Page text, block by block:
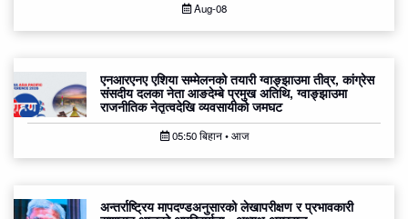
Aug-08
एनआरएनए एशिया सम्मेलनको तयारी ग्वाङ्झाउमा तीव्र, कांग्रेस
संसदीय दलका नेता आङदेम्बे प्रमुख अतिथि, ग्वाङ्झाउमा
राजनीतिक नेतृत्वदेखि व्यवसायीको जमघट
05:50 बिहान • आज
अन्तर्राष्ट्रिय मापदण्डअनुसारको लेखापरीक्षण र प्रभावकारी